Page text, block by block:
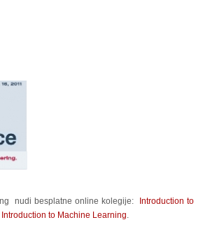
nudi besplatne online kolegije:
Introduction to
Introduction to Machine Learning.